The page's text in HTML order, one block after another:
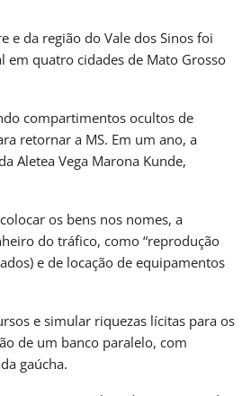
e da região do Vale dos Sinos foi
em quatro cidades de Mato Grosso
compartimentos ocultos de
retornar a MS. Em um ano, a
Aletea Vega Marona Kunde,
os bens nos nomes, a
do tráfico, como “reprodução
e de locação de equipamentos
e simular riquezas lícitas para os
de um banco paralelo, com
gaúcha.
PRIMEIRA HORA ONLINE 3 dias atrás
SEJUV Abre Mais 150 Vagas Para O
AprovaJuv Nesta Terça
PRIMEIRA HORA ONLINE 5 dias atrás